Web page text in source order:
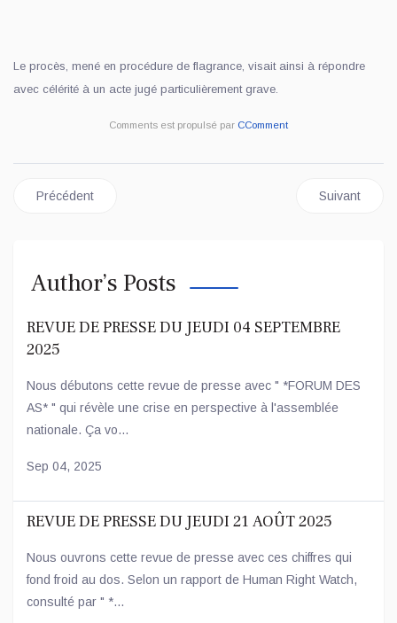
Le procès, mené en procédure de flagrance, visait ainsi à répondre
avec célérité à un acte jugé particulièrement grave.
Comments est propulsé par CComment
Article précédent : RDC: LE CHEF DE L'ÉTAT A ACCORDÉ
Précédent Article
Suivant
Author’s Posts
REVUE DE PRESSE DU JEUDI 04 SEPTEMBRE
2025
Nous débutons cette revue de presse avec " *FORUM DES
AS* " qui révèle une crise en perspective à l'assemblée
nationale. Ça vo...
Sep 04, 2025
REVUE DE PRESSE DU JEUDI 21 AOÛT 2025
Nous ouvrons cette revue de presse avec ces chiffres qui
fond froid au dos. Selon un rapport de Human Right Watch,
consulté par " *...